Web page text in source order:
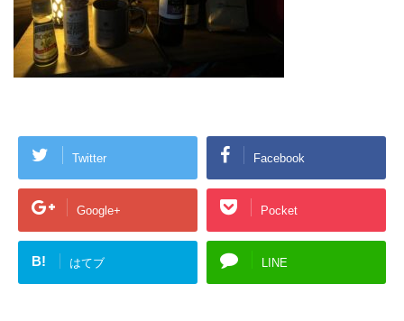
Twitter Facebook
Google+ Pocket
B! はてブ LINE